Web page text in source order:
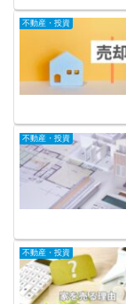
不動産・投資
不動産・投資
不動産・投資